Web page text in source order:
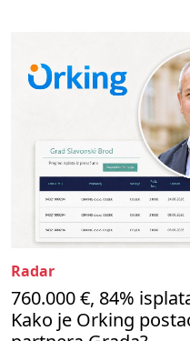
Radar
760.000 €, 84%
Kako je Orking